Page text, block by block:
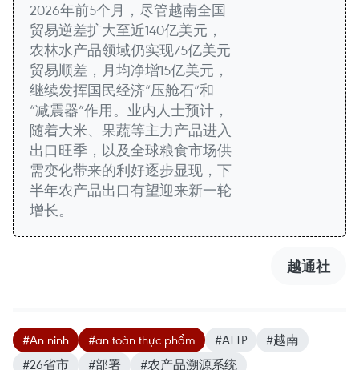
2026年前5个月，尽管越南全国
贸易逆差扩大至近140亿美元，
农林水产品领域仍实现75亿美元
贸易顺差，月均净增15亿美元，
继续发挥国民经济“压舱石”和
“减震器”作用。业内人士预计，
随着大米、果蔬等主力产品进入
出口旺季，以及全球粮食市场供
需变化带来的利好逐步显现，下
半年农产品出口有望迎来新一轮
增长。
越通社
#An ninh #an toàn thực phẩm #ATTP
#越南
#26省市
#部署
#农产品溯源系统